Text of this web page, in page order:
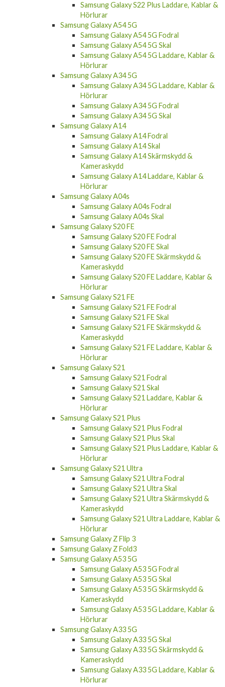
Samsung Galaxy S22 Plus Laddare, Kablar &
Hörlurar
Samsung Galaxy A54 5G
Samsung Galaxy A54 5G Fodral
Samsung Galaxy A54 5G Skal
Samsung Galaxy A54 5G Laddare, Kablar &
Hörlurar
Samsung Galaxy A34 5G
Samsung Galaxy A34 5G Laddare, Kablar &
Hörlurar
Samsung Galaxy A34 5G Fodral
Samsung Galaxy A34 5G Skal
Samsung Galaxy A14
Samsung Galaxy A14 Fodral
Samsung Galaxy A14 Skal
Samsung Galaxy A14 Skärmskydd &
Kameraskydd
Samsung Galaxy A14 Laddare, Kablar &
Hörlurar
Samsung Galaxy A04s
Samsung Galaxy A04s Fodral
Samsung Galaxy A04s Skal
Samsung Galaxy S20 FE
Samsung Galaxy S20 FE Fodral
Samsung Galaxy S20 FE Skal
Samsung Galaxy S20 FE Skärmskydd &
Kameraskydd
Samsung Galaxy S20 FE Laddare, Kablar &
Hörlurar
Samsung Galaxy S21 FE
Samsung Galaxy S21 FE Fodral
Samsung Galaxy S21 FE Skal
Samsung Galaxy S21 FE Skärmskydd &
Kameraskydd
Samsung Galaxy S21 FE Laddare, Kablar &
Hörlurar
Samsung Galaxy S21
Samsung Galaxy S21 Fodral
Samsung Galaxy S21 Skal
Samsung Galaxy S21 Laddare, Kablar &
Hörlurar
Samsung Galaxy S21 Plus
Samsung Galaxy S21 Plus Fodral
Samsung Galaxy S21 Plus Skal
Samsung Galaxy S21 Plus Laddare, Kablar &
Hörlurar
Samsung Galaxy S21 Ultra
Samsung Galaxy S21 Ultra Fodral
Samsung Galaxy S21 Ultra Skal
Samsung Galaxy S21 Ultra Skärmskydd &
Kameraskydd
Samsung Galaxy S21 Ultra Laddare, Kablar &
Hörlurar
Samsung Galaxy Z Flip 3
Samsung Galaxy Z Fold3
Samsung Galaxy A53 5G
Samsung Galaxy A53 5G Fodral
Samsung Galaxy A53 5G Skal
Samsung Galaxy A53 5G Skärmskydd &
Kameraskydd
Samsung Galaxy A53 5G Laddare, Kablar &
Hörlurar
Samsung Galaxy A33 5G
Samsung Galaxy A33 5G Skal
Samsung Galaxy A33 5G Skärmskydd &
Kameraskydd
Samsung Galaxy A33 5G Laddare, Kablar &
Hörlurar